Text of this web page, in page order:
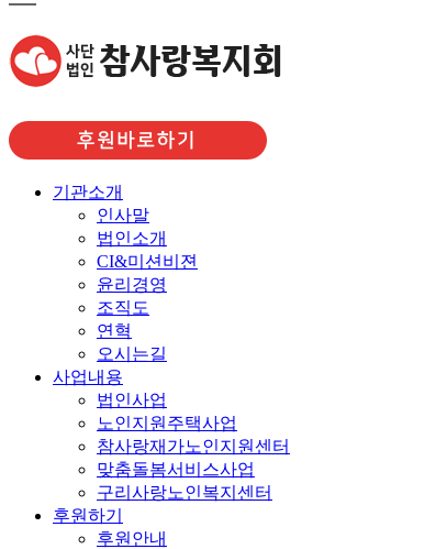
기관소개
인사말
법인소개
CI&미션비젼
윤리경영
조직도
연혁
오시는길
사업내용
법인사업
노인지원주택사업
참사랑재가노인지원센터
맞춤돌봄서비스사업
구리사랑노인복지센터
후원하기
후원안내